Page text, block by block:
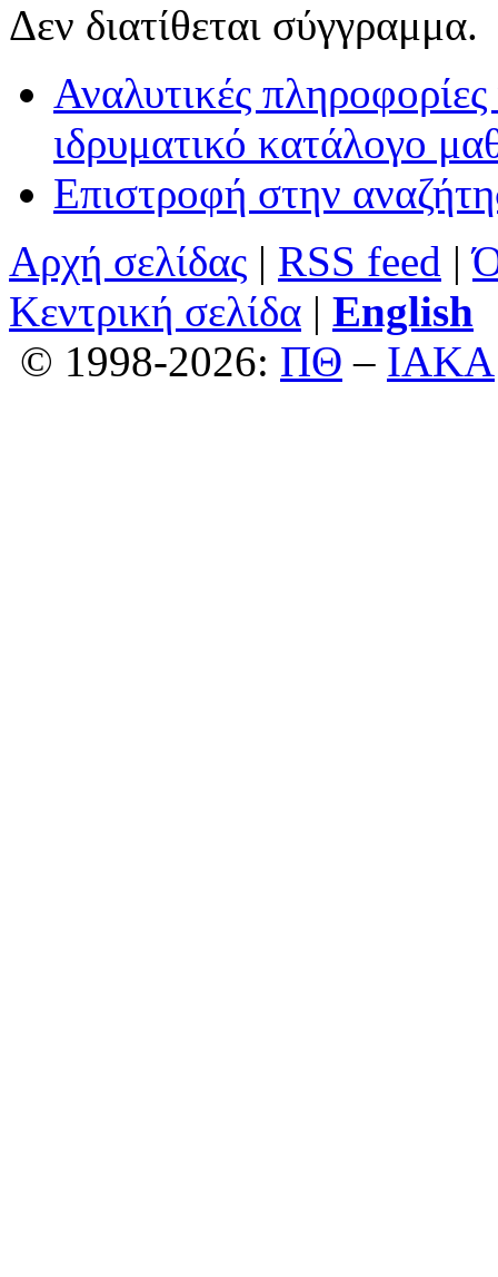
Δεν διατίθεται σύγγραμμα.
Αναλυτικές
ιδρυματικό κατάλογο
Επιστροφή στην
Αρχή σελίδας | RSS feed |
Κεντρική σελίδα | English
© 1998-2026: ΠΘ – ΙΑΚΑ